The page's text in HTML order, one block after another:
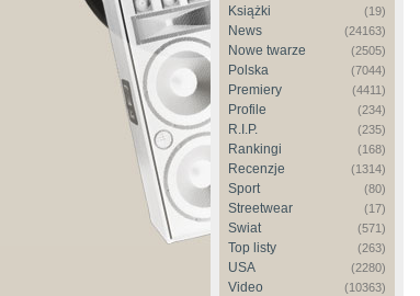
Książki (19)
News (24163)
Nowe twarze (2505)
Polska (7044)
Premiery (4411)
Profile (234)
R.I.P. (235)
Rankingi (168)
Recenzje (1314)
Sport (80)
Streetwear (17)
Świat (571)
Top listy (263)
USA (2280)
Video (10363)